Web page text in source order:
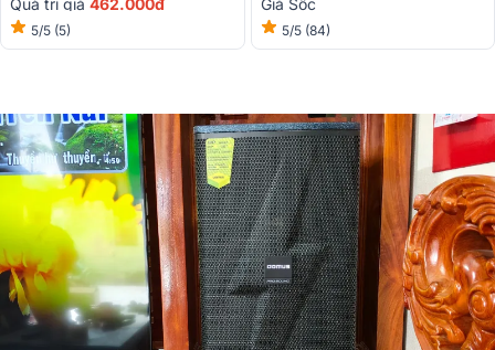
Quà trị giá 462.000đ
5/5 (5)
Giá Sốc
5/5 (84)